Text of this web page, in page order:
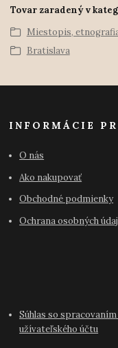
Tovar zaradený v
Miestopis,
Bratislava
INFORMÁCIE
O nás
Ako nakupovať
Obchodné podmienky
Ochrana osobných
Súhlas so
užívateľského účtu